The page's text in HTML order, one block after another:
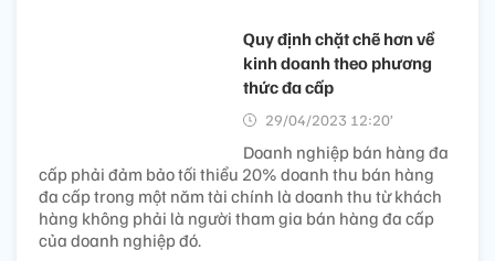
Quy định chặt chẽ hơn về
kinh doanh theo phương
thức đa cấp
29/04/2023 12:20’
Doanh nghiệp bán hàng đa
cấp phải đảm bảo tối thiểu 20% doanh thu bán hàng
đa cấp trong một năm tài chính là doanh thu từ khách
hàng không phải là người tham gia bán hàng đa cấp
của doanh nghiệp đó.